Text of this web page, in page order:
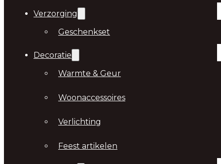
Verzorging
Geschenkset
Decoratie
Warmte & Geur
Woonaccessoires
Verlichting
Feest artikelen